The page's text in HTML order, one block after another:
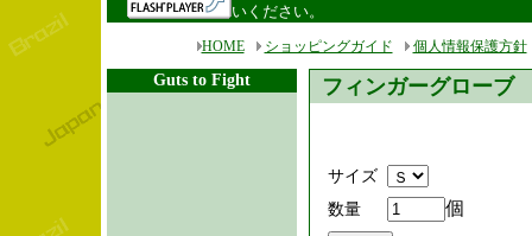
いください。
HOME ショッピングガイド 個人情報保護方針
Guts to Fight フィンガーグローブ
サイズ
数量
個